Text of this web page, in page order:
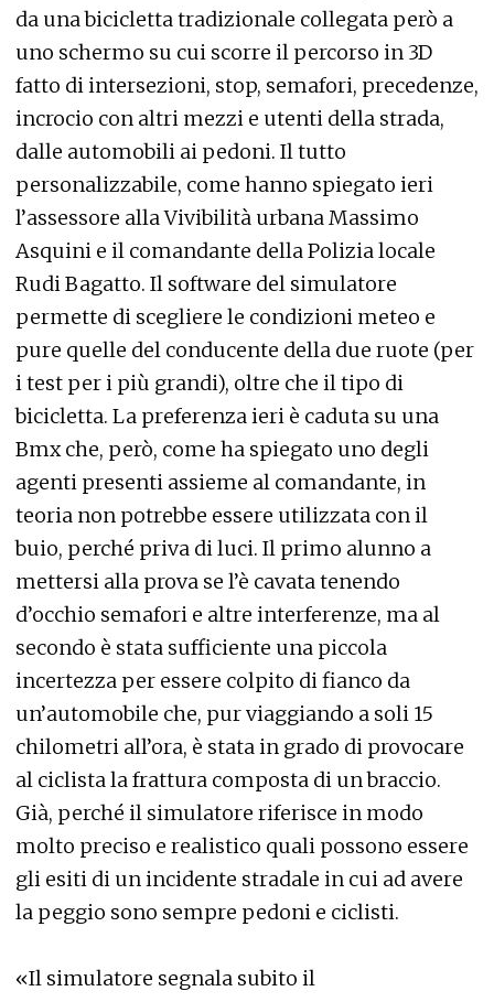
da una bicicletta tradizionale collegata però a
uno schermo su cui scorre il percorso in 3D
fatto di intersezioni, stop, semafori, precedenze,
incrocio con altri mezzi e utenti della strada,
dalle automobili ai pedoni. Il tutto
personalizzabile, come hanno spiegato ieri
l’assessore alla Vivibilità urbana Massimo
Asquini e il comandante della Polizia locale
Rudi Bagatto. Il software del simulatore
permette di scegliere le condizioni meteo e
pure quelle del conducente della due ruote (per
i test per i più grandi), oltre che il tipo di
bicicletta. La preferenza ieri è caduta su una
Bmx che, però, come ha spiegato uno degli
agenti presenti assieme al comandante, in
teoria non potrebbe essere utilizzata con il
buio, perché priva di luci. Il primo alunno a
mettersi alla prova se l’è cavata tenendo
d’occhio semafori e altre interferenze, ma al
secondo è stata sufficiente una piccola
incertezza per essere colpito di fianco da
un’automobile che, pur viaggiando a soli 15
chilometri all’ora, è stata in grado di provocare
al ciclista la frattura composta di un braccio.
Già, perché il simulatore riferisce in modo
molto preciso e realistico quali possono essere
gli esiti di un incidente stradale in cui ad avere
la peggio sono sempre pedoni e ciclisti.
«Il simulatore segnala subito il